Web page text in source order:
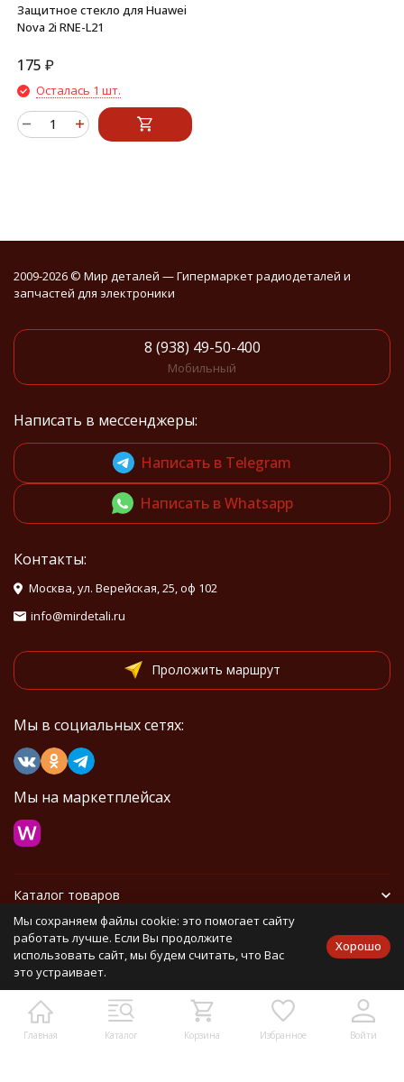
Защитное стекло для Huawei
Nova 2i RNE-L21
175 ₽
Осталась 1 шт.
Главная Каталог Корзина Избранное Войти
2009-2026 © Мир деталей — Гипермаркет радиодеталей и
запчастей для электроники
8 (938) 49-50-400
Мобильный
Написать в мессенджеры:
Написать в Telegram
Написать в Whatsapp
Контакты:
Москва, ул. Верейская, 25, оф 102
info@mirdetali.ru
Проложить маршрут
Мы в социальных сетях:
Мы на маркетплейсах
Каталог товаров
Информация
Политика персональных данных Карта сайта
Мы сохраняем файлы cookie: это помогает сайту
работать лучше. Если Вы продолжите
использовать сайт, мы будем считать, что Вас
это устраивает.
Хорошо